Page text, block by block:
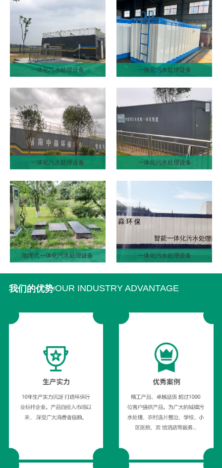
一体化污水处理设备 一体化污水处理设备
一体化污水处理设备 一体化污水处理设备
地埋式一体化污水处理设备 一体化污水处理设备
我们的优势/OUR INDUSTRY ADVANTAGE